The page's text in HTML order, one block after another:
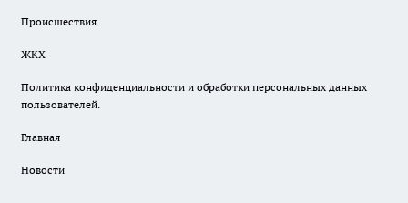
Происшествия
ЖКХ
Политика конфиденциальности и обработки персональных данных
пользователей.
Главная
Новости